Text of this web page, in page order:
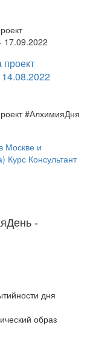
#АлхимияДня
Москве и
Курс Консультант
-
дня
образ